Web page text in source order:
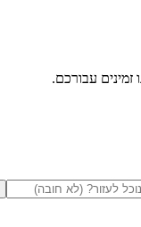
זמינים עבורכם.